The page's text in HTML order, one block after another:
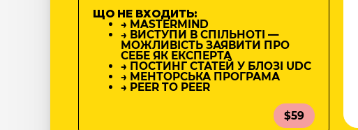
ЩО НЕ ВХОДИТЬ:
→ MASTERMIND
→ ВИСТУПИ В СПІЛЬНОТІ —
МОЖЛИВІСТЬ ЗАЯВИТИ ПРО
СЕБЕ ЯК ЕКСПЕРТА
→ ПОСТИНГ СТАТЕЙ У БЛОЗІ UDC
→ МЕНТОРСЬКА ПРОГРАМА
→ PEER TO PEER
$59